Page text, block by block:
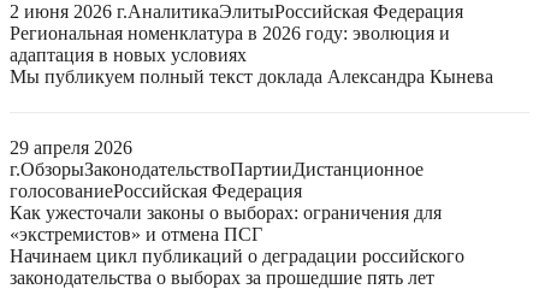
2 июня 2026 г.АналитикаЭлитыРоссийская Федерация
Региональная номенклатура в 2026 году: эволюция и
адаптация в новых условиях
Мы публикуем полный текст доклада Александра Кынева
29 апреля 2026
г.ОбзорыЗаконодательствоПартииДистанционное
голосованиеРоссийская Федерация
Как ужесточали законы о выборах: ограничения для
«экстремистов» и отмена ПСГ
Начинаем цикл публикаций о деградации российского
законодательства о выборах за прошедшие пять лет